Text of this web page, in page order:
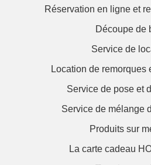
Réservation en ligne et
Découpe de
Service de
Location de remorques
Service de pose et
Service de mélange
Produits sur
La carte cadeau